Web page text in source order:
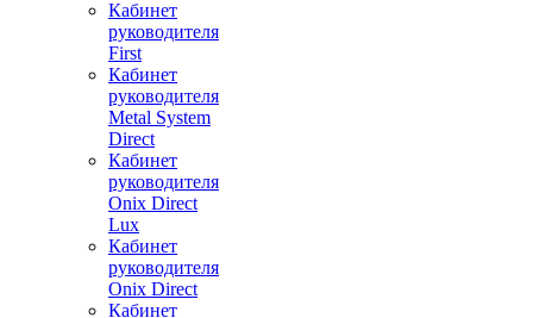
Кабинет
руководителя
First
Кабинет
руководителя
Metal System
Direct
Кабинет
руководителя
Onix Direct
Lux
Кабинет
руководителя
Onix Direct
Кабинет